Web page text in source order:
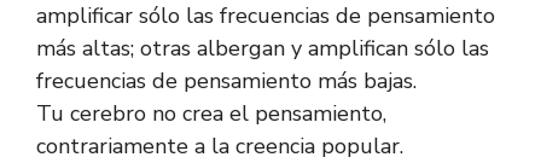
amplificar sólo las frecuencias de pensamiento
más altas; otras albergan y amplifican sólo las
frecuencias de pensamiento más bajas.
Tu cerebro no crea el pensamiento,
contrariamente a la creencia popular.